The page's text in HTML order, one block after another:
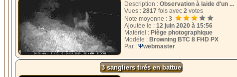
Description : Observation à laide d'un ...
Vues : 2817 fois avec 2 votes
Note moyenne : 3
Ajoutée le : 12 juin 2020 à 15:56
Matériel : Piège photographique
Modéle : Browning BTC 8 FHD PX
Par : Ψwebmaster
3 sangliers tirés en battue